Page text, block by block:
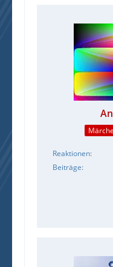
Reaktionen
Beiträge